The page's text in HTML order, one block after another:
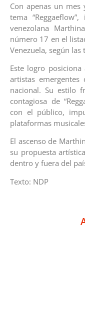
Con apenas un mes
tema
venezolana
número 17 en el
Venezuela, según
Este logro
artistas
nacional. Su estilo
contagiosa de
con el público,
plataformas
El ascenso de
su propuesta
dentro y fuera del
Texto: NDP